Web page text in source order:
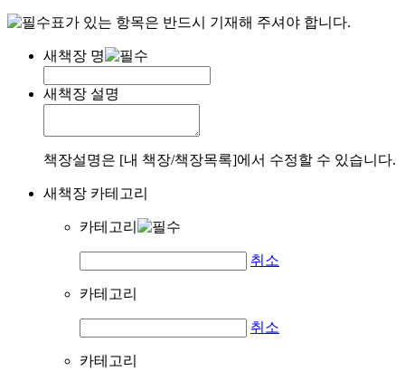
표가 있는 항목은 반드시 기재해 주셔야 합니다.
새책장 명
새책장 설명
책장설명은 [내 책장/책장목록]에서 수정할 수 있습니다.
새책장 카테고리
카테고리
취소
카테고리
취소
카테고리